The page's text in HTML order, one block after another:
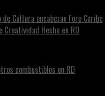
Cultura encabezan Foro Caribe
Creatividad Hecha en RD
combustibles en RD